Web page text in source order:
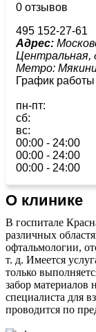
0 отзывов
495 152-27-61
Адрес:
Центральная,
Метро:
График
пн-пт:
сб:
вс:
00:00 - 24:00
00:00 - 24:00
00:00 - 24:00
О клинике
В госпитале
различных
офтальмологии,
т. д. Имеется
только
забор материалов
специалиста для
проводится по